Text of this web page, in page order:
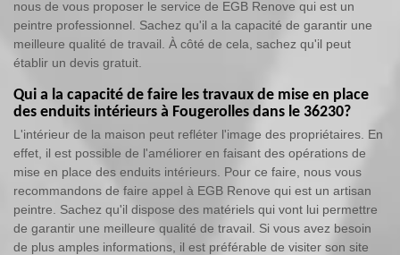
nous de vous proposer le service de EGB Renove qui est un
peintre professionnel. Sachez qu'il a la capacité de garantir une
meilleure qualité de travail. À côté de cela, sachez qu'il peut
établir un devis gratuit.
Qui a la capacité de faire les travaux de mise en place
des enduits intérieurs à Fougerolles dans le 36230?
L'intérieur de la maison peut refléter l'image des propriétaires. En
effet, il est possible de l'améliorer en faisant des opérations de
mise en place des enduits intérieurs. Pour ce faire, nous vous
recommandons de faire appel à EGB Renove qui est un artisan
peintre. Sachez qu'il dispose des matériels qui vont lui permettre
de garantir une meilleure qualité de travail. Si vous avez besoin
de plus amples informations, il est préférable de visiter son site